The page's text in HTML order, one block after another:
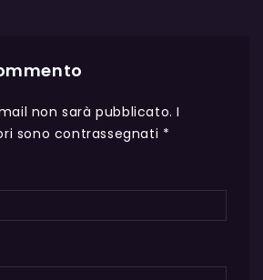
non sarà pubblicato. I
sono contrassegnati *